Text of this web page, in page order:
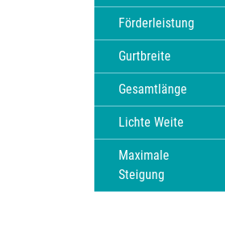
Förderleistung
Gurtbreite
Gesamtlänge
Lichte Weite
Maximale
Steigung